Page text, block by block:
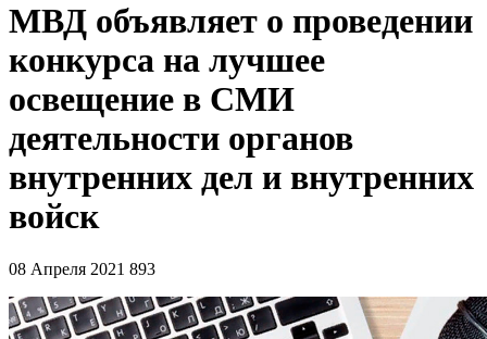
МВД объявляет о проведении
конкурса на лучшее
освещение в СМИ
деятельности органов
внутренних дел и внутренних
войск
08 Апреля 2021 893